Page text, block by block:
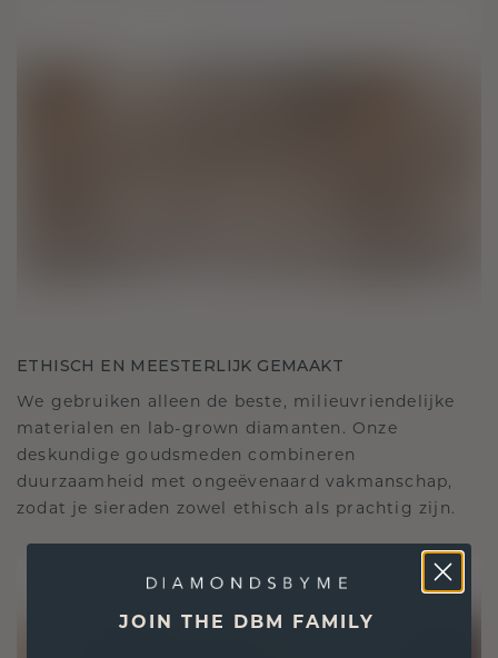
ETHISCH EN MEESTERLIJK GEMAAKT
We gebruiken alleen de beste, milieuvriendelijke
materialen en lab-grown diamanten. Onze
deskundige goudsmeden combineren
duurzaamheid met ongeëvenaard vakmanschap,
zodat je sieraden zowel ethisch als prachtig zijn.
JOIN THE DBM FAMILY